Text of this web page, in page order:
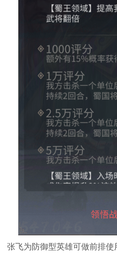
张飞为防御型英雄可做前排